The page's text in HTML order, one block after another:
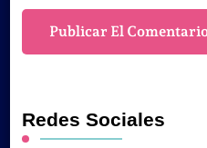
Redes Sociales